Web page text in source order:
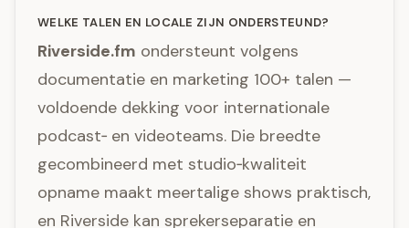
WELKE TALEN EN LOCALE ZIJN ONDERSTEUND?
Riverside.fm ondersteunt volgens
documentatie en marketing 100+ talen —
voldoende dekking voor internationale
podcast‑ en videoteams. Die breedte
gecombineerd met studio‑kwaliteit
opname maakt meertalige shows praktisch,
en Riverside kan sprekerseparatie en